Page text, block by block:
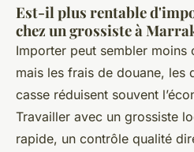
Est-il plus rentable
chez un grossiste à
Importer peut sembler moins
mais les frais de douane, les
casse réduisent souvent
Travailler avec un grossiste
rapide, un contrôle qualité